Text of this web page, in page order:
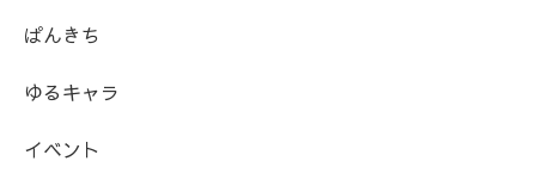
ぱんきち
ゆるキャラ
イベント